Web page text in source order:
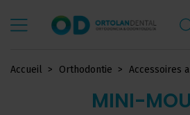
Accueil Orthodontie Accessoires
MINI-